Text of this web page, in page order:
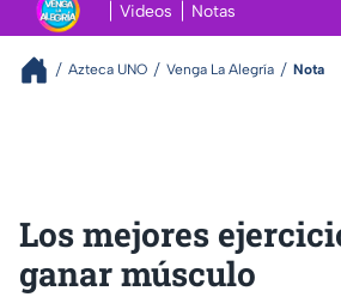
Videos Notas
Azteca UNO Venga La Alegría Nota
Los mejores
ganar músculo